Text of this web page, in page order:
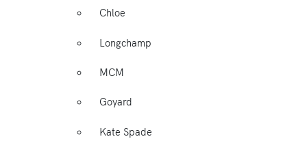
Chloe
Longchamp
MCM
Goyard
Kate Spade